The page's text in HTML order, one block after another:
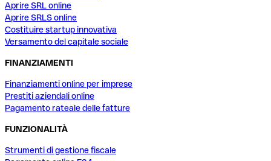
Aprire SRL online
Aprire SRLS online
Costituire startup innovativa
Versamento del capitale sociale
FINANZIAMENTI
Finanziamenti online per imprese
Prestiti aziendali online
Pagamento rateale delle fatture
FUNZIONALITÀ
Strumenti di gestione fiscale